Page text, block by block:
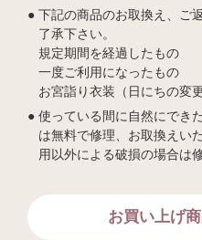
下記の商品のお取換え、ご
了承下さい。
規定期間を経過したもの
一度ご利用になったもの
お宮詣り衣装（日にちの変
使っている間に自然にでき
は無料で修理、お取換えい
用以外による破損の場合は
お買い上げ